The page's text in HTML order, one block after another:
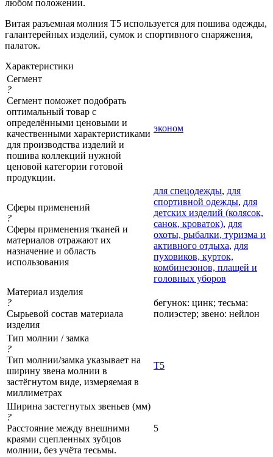
любом положении.
Витая разъемная молния Т5 используется для пошива одежды,
галантерейных изделий, сумок и спортивного снаряжения,
палаток.
Характеристики
Сегмент
?
Сегмент поможет подобрать
оптимальный товар с
определёнными ценовыми и
качественными характеристиками
для производства изделий и
пошива коллекций нужной
ценовой категории готовой
продукции.
эконом
Сферы применений
?
Сферы применения тканей и
материалов отражают их
назначение и область
использования
для спецодежды, для
спортивной одежды, для
детских изделий (колясок,
санок, кроваток), для
охоты, рыбалки, туризма и
активного отдыха, для
пуховиков, курток,
комбинезонов, плащей и
головных уборов
Материал изделия
?
Сырьевой состав материала
изделия
бегунок: цинк; тесьма:
полиэстер; звено: нейлон
Тип молнии / замка
?
Тип молнии/замка указывает на
ширину звена молнии в
застёгнутом виде, измеряемая в
миллиметрах
Т5
Ширина застегнутых звеньев (мм)
?
Расстояние между внешними
краями сцепленных зубцов
молнии, без учёта тесьмы.
5